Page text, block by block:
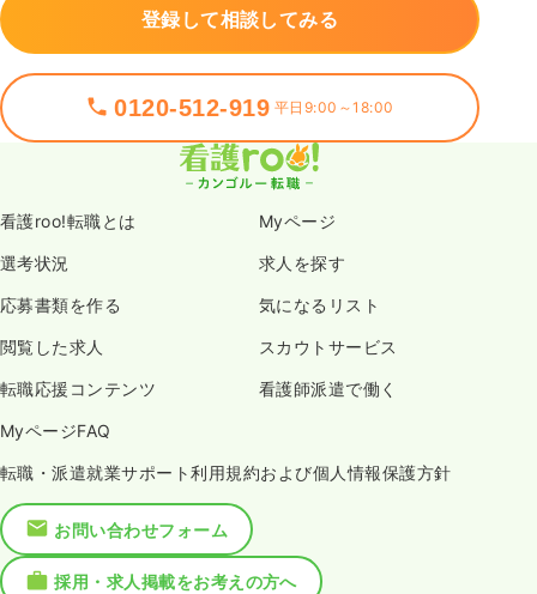
登録して相談してみる
0120-512-919 平日9:00～18:00
看護roo!転職とは Myページ
選考状況 求人を探す
応募書類を作る 気になるリスト
閲覧した求人 スカウトサービス
転職応援コンテンツ 看護師派遣で働く
MyページFAQ
転職・派遣就業サポート利用規約および個人情報保護方針
お問い合わせフォーム
採用・求人掲載をお考えの方へ